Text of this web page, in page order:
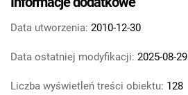
Data utworzenia: 2010-12-30
Data ostatniej modyfikacji: 2025-08-29
Liczba wyświetleń treści obiektu: 128